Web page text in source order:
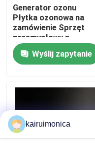
Wycieczka po fabryce
Kontrola jakości
Aktualności
Poprosić o wycenę
Generator ozonu
Płytka ozonowa na
zamówienie Sprzęt
przemysłowy z
wodoodpornymi
systemami
Wyślij zapytanie
kairuimonica